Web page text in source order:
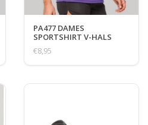
PA477 DAMES
SPORTSHIRT V-HALS
€8,95